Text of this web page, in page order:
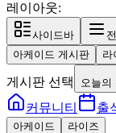
레이아웃:
사이드바
아케이드 게시판
라
게시판 선택 오늘의
커뮤니티 출
아케이드 라이즈